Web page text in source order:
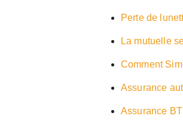
Perte de
La mutuelle
Comment
Assurance
Assurance